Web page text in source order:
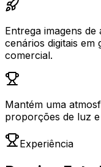
Entrega imagens de
cenários digitais em
comercial.
Mantém uma
proporções de luz
Experiência